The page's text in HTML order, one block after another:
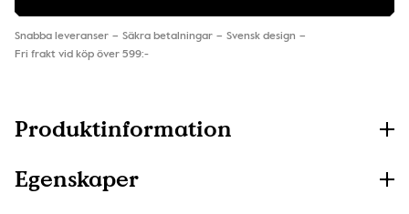
Snabba leveranser Säkra betalningar
Svensk design
Fri frakt vid köp över 599:-
Produktinformation
Egenskaper